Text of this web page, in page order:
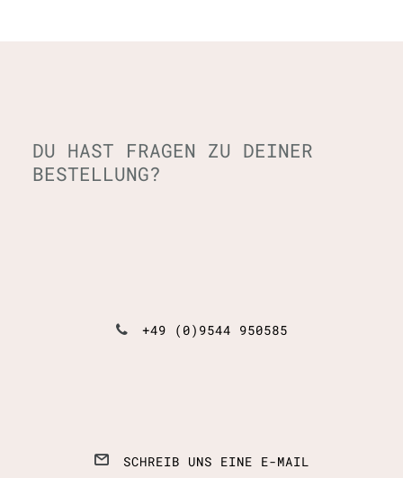
DU HAST FRAGEN ZU DEINER
BESTELLUNG?
+49 (0)9544 950585
SCHREIB UNS EINE E-MAIL